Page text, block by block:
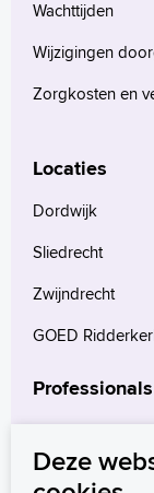
Wachttijden
Wijzigingen
Zorgkosten en
Locaties
Dordwijk
Sliedrecht
Zwijndrecht
GOED
Professionals
Verwijzers
Deze